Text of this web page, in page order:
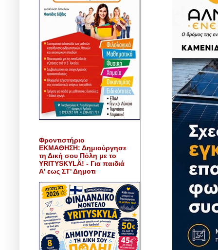
Φροντιστήριο
ΕΚΜΑΘΗΣΗ: Δημιούργησε
τη Δική σου Πόλη με το
YRITYSKYLÄ! - Για παιδιά
Α' εως ΣΤ' Δημοτι